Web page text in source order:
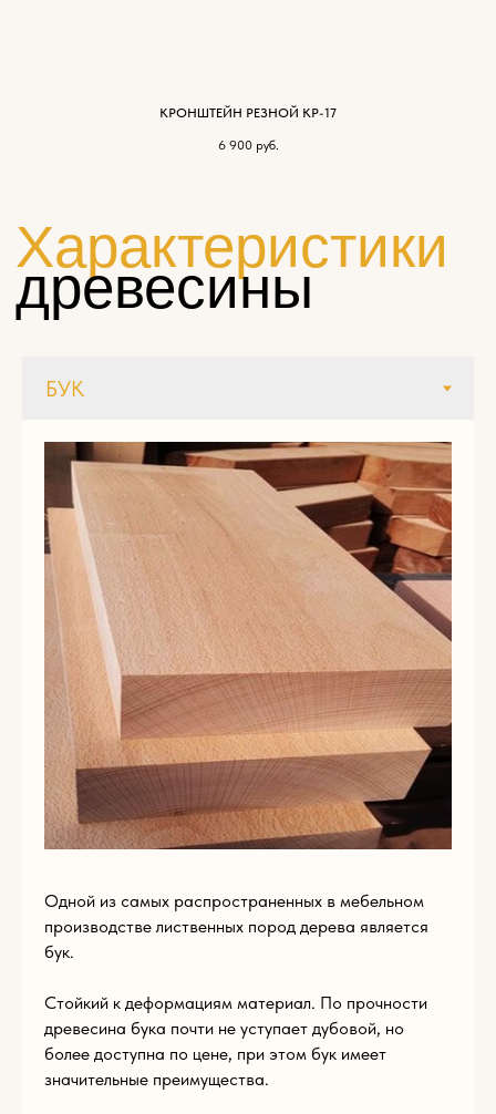
КРОНШТЕЙН РЕЗНОЙ КР-17
6 900 руб.
Одной из самых распространенных в мебельном
производстве лиственных пород дерева является
бук.
Стойкий к деформациям материал. По прочности
древесина бука почти не уступает дубовой, но
более доступна по цене, при этом бук имеет
значительные преимущества.
Пишите нампо
любым
вопросам